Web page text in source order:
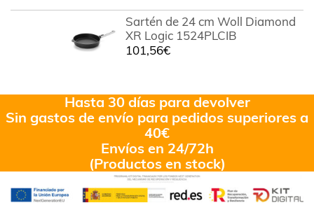
Sartén de 24 cm Woll Diamond
XR Logic 1524PLCIB
101,56€
Hasta 30 días para devolver
Sin gastos de envío para pedidos superiores a
40€
Envíos en 24/72h
(Productos en stock)